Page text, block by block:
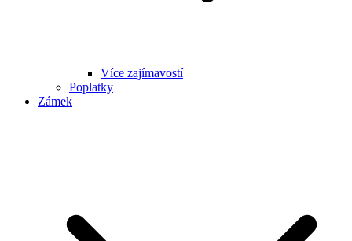
Více zajímavostí
Poplatky
Zámek